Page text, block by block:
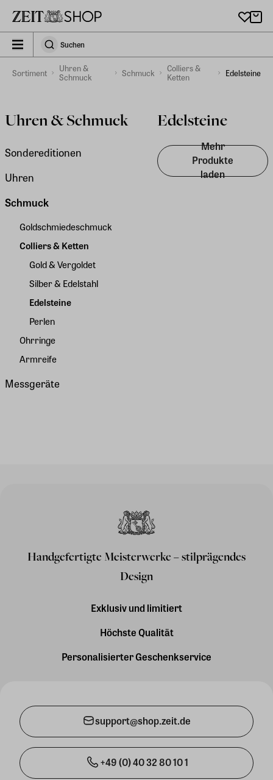
zeit_storefront.components.search.collapsed
SuchenSuchen
Sortiment Uhren &
Schmuck Schmuck Colliers &
Ketten Edelsteine
Uhren & Schmuck
Sondereditionen
Uhren
Schmuck
Goldschmiedeschmuck
Colliers & Ketten
Gold & Vergoldet
Silber & Edelstahl
Edelsteine
Perlen
Ohrringe
Armreife
Messgeräte
Edelsteine
Mehr
Produkte
laden
Handgefertigte Meisterwerke – stilprägendes
Design
Exklusiv und limitiert
Höchste Qualität
Personalisierter Geschenkservice
support@shop.zeit.de
+49 (0) 40 32 80 10 1